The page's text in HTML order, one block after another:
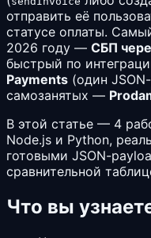
отправить её
статусе оплаты.
2026 году — СБП
быстрый по
Payments (один
самозанятых —
В этой статье — 4
Node.js и Python,
готовыми JSON-
сравнительной
Что вы